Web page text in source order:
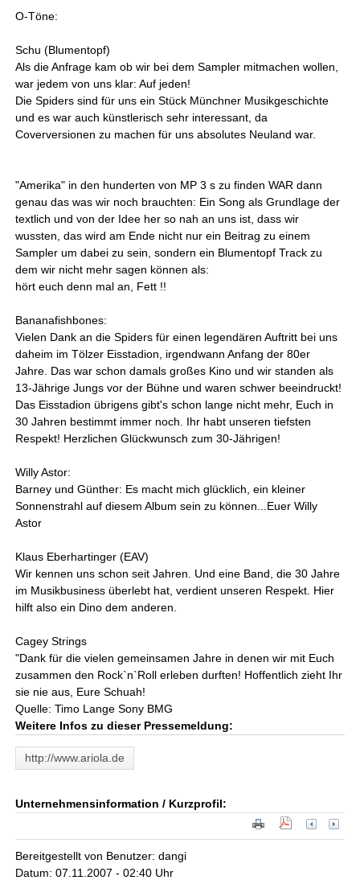
O-Töne:
Schu (Blumentopf)
Als die Anfrage kam ob wir bei dem Sampler mitmachen wollen,
war jedem von uns klar: Auf jeden!
Die Spiders sind für uns ein Stück Münchner Musikgeschichte
und es war auch künstlerisch sehr interessant, da
Coverversionen zu machen für uns absolutes Neuland war.
"Amerika" in den hunderten von MP 3 s zu finden WAR dann
genau das was wir noch brauchten: Ein Song als Grundlage der
textlich und von der Idee her so nah an uns ist, dass wir
wussten, das wird am Ende nicht nur ein Beitrag zu einem
Sampler um dabei zu sein, sondern ein Blumentopf Track zu
dem wir nicht mehr sagen können als:
hört euch denn mal an, Fett !!
Bananafishbones:
Vielen Dank an die Spiders für einen legendären Auftritt bei uns
daheim im Tölzer Eisstadion, irgendwann Anfang der 80er
Jahre. Das war schon damals großes Kino und wir standen als
13-Jährige Jungs vor der Bühne und waren schwer beeindruckt!
Das Eisstadion übrigens gibt's schon lange nicht mehr, Euch in
30 Jahren bestimmt immer noch. Ihr habt unseren tiefsten
Respekt! Herzlichen Glückwunsch zum 30-Jährigen!
Willy Astor:
Barney und Günther: Es macht mich glücklich, ein kleiner
Sonnenstrahl auf diesem Album sein zu können...Euer Willy
Astor
Klaus Eberhartinger (EAV)
Wir kennen uns schon seit Jahren. Und eine Band, die 30 Jahre
im Musikbusiness überlebt hat, verdient unseren Respekt. Hier
hilft also ein Dino dem anderen.
Cagey Strings
"Dank für die vielen gemeinsamen Jahre in denen wir mit Euch
zusammen den Rock`n`Roll erleben durften! Hoffentlich zieht Ihr
sie nie aus, Eure Schuah!
Quelle: Timo Lange Sony BMG
Weitere Infos zu dieser Pressemeldung:
http://www.ariola.de
Unternehmensinformation / Kurzprofil:
Bereitgestellt von Benutzer: dangi
Datum: 07.11.2007 - 02:40 Uhr